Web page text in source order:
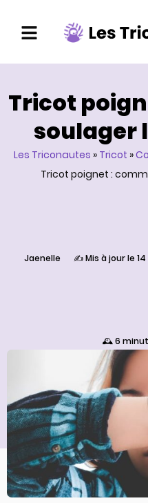
Aller
au
contenu
Tricot
soulager
Les Triconautes » Tricot »
Tricot poignet :
Jaenelle ✍️ Mis à jour le 14
🕰️ 6